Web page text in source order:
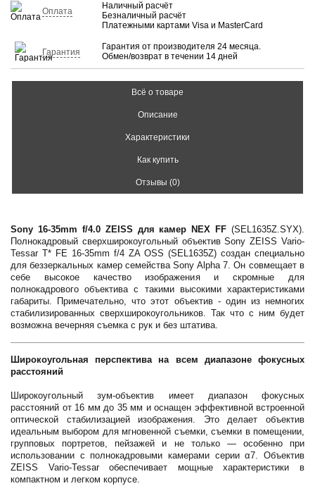
Оплата
Наличный расчёт
Безналичный расчёт
Платежными картами Visa и MasterCard
Гарантия
Гарантия от производителя 24 месяца.
Обмен/возврат в течении 14 дней
Всё о товаре
Описание
Характеристики
Как купить
Отзывы (0)
Sony 16-35mm f/4.0 ZEISS для камер NEX FF (SEL1635Z.SYX).
Полнокадровый сверхширокоугольный объектив Sony ZEISS Vario-
Tessar T* FE 16-35mm f/4 ZA OSS (SEL1635Z) создан специально
для беззеркальных камер семейства Sony Alpha 7. Он совмещает в
себе высокое качество изображения и скромные для
полнокадрового объектива с такими высокими характеристиками
габариты. Примечательно, что этот объектив - один из немногих
стабилизированных сверхширокоугольников. Так что с ним будет
возможна вечерняя съемка с рук и без штатива.
Широкоугольная перспектива на всем диапазоне фокусных
расстояний
Широкоугольный зум-объектив имеет диапазон фокусных
расстояний от 16 мм до 35 мм и оснащен эффективной встроенной
оптической стабилизацией изображения. Это делает объектив
идеальным выбором для мгновенной съемки, съемки в помещении,
групповых портретов, пейзажей и не только — особенно при
использовании с полнокадровыми камерами серии α7. Объектив
ZEISS Vario-Tessar обеспечивает мощные характеристики в
компактном и легком корпусе.